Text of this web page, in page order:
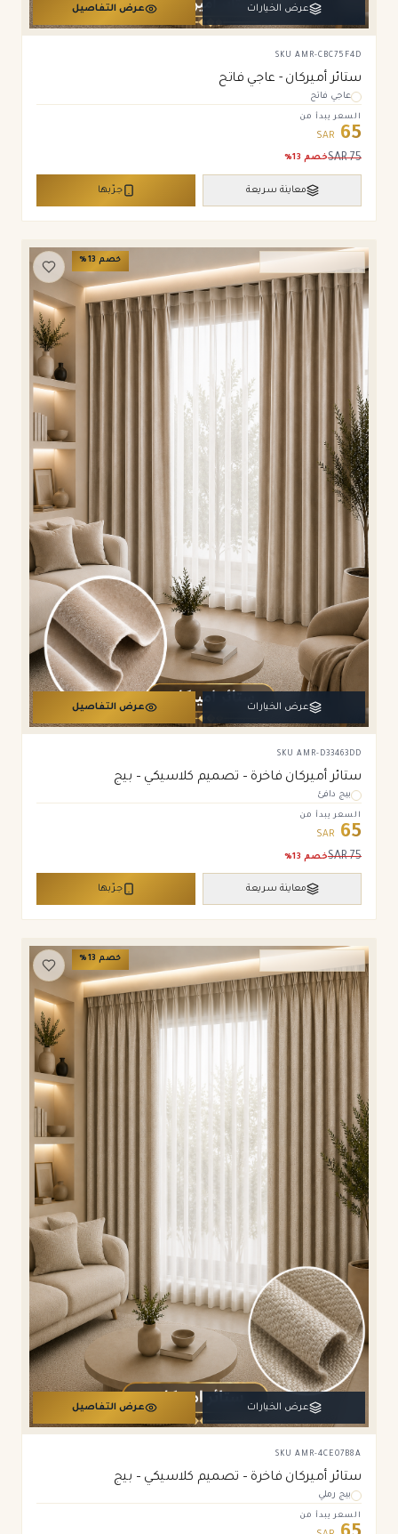
عرض الخيارات عرض التفاصيل
SKU AMR-CBC75F4D
ستائر أميركان - عاجي فاتح
عاجي فاتح
السعر يبدأ من
65
SAR
75
SARخصم 13
%
معاينة سريعة جرّبها
خصم 13
%
عرض الخيارات عرض التفاصيل
SKU AMR-D33463DD
ستائر أميركان فاخرة – تصميم كلاسيكي – بيج
بيج دافئ
السعر يبدأ من
65
SAR
75
SARخصم 13
%
معاينة سريعة جرّبها
خصم 13
%
عرض الخيارات عرض التفاصيل
SKU AMR-4CE07B8A
ستائر أميركان فاخرة – تصميم كلاسيكي – بيج
بيج رملي
السعر يبدأ من